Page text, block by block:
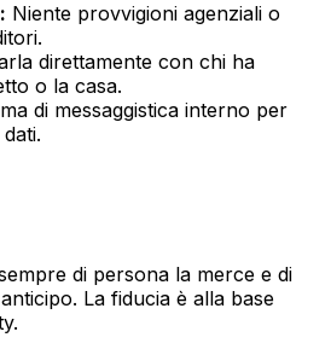
Niente provvigioni agenziali o
direttamente con chi ha
o la casa.
di messaggistica interno per
di persona la merce e di
La fiducia è alla base